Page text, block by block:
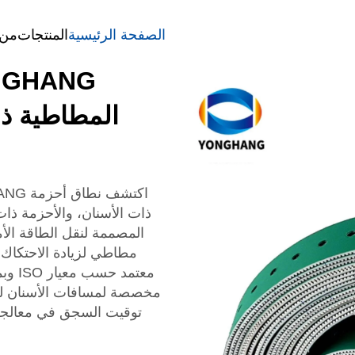
الصفحة الرئيسية المنتجات
المطاطية
ذات الأسنان، والأحزمة
مطاطي لزيادة
مخصصة لمسافات الأسنان
توقيت السجق في